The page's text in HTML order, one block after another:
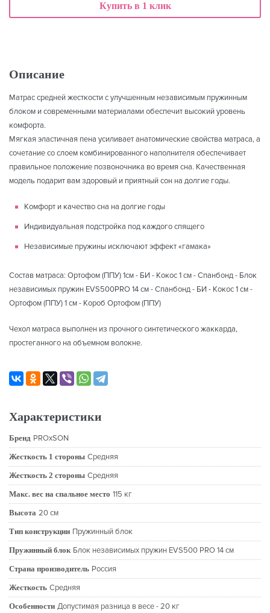
Купить в 1 клик
Описание
Матрас средней жесткости с улучшенным независимым пружинным
блоком и современными материалами обеспечит высокий уровень
комфорта.
Мягкая эластичная пена усиливает анатомические свойства матраса, а
сочетание со слоем комбинированного наполнителя обеспечивает
правильное положение позвоночника во время сна. Качественная
модель подарит вам здоровый и приятный сон на долгие годы.
Комфорт и качество сна на долгие годы
Индивидуальная подстройка под каждого спящего
Независимые пружины исключают эффект «гамака»
Состав матраса: Ортофом (ППУ) 1см - БИ - Кокос 1 см - Спанбонд - Блок
независимых пружин EVS500PRO 14 см - Спанбонд - БИ - Кокос 1 см -
Ортофом (ППУ) 1 см - Короб Ортофом (ППУ)
Чехол матраса выполнен из прочного синтетического жаккарда,
простеганного на объемном волокне.
Характеристики
Бренд PROxSON
Жесткость 1 стороны Средняя
Жесткость 2 стороны Средняя
Макс. вес на спальное место 115 кг
Высота 20 см
Тип конструкции Пружинный блок
Пружинный блок Блок независимых пружин EVS500 PRO 14 см
Страна производитель Россия
Жесткость Средняя
Особенности Допустимая разница в весе - 20 кг